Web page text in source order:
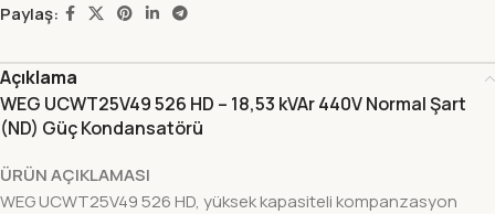
Paylaş:
Açıklama
WEG UCWT25V49 526 HD – 18,53 kVAr 440V Normal Şart
(ND) Güç Kondansatörü
ÜRÜN AÇIKLAMASI
WEG UCWT25V49 526 HD, yüksek kapasiteli kompanzasyon